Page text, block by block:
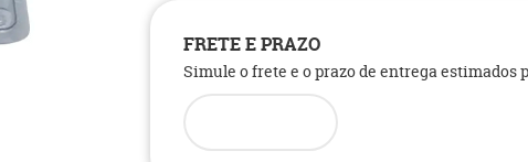
FRETE E PRAZO
Simule o frete e o prazo de entrega estimados